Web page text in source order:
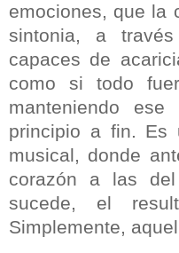
emociones, que la
sintonia, a
capaces de
como si todo
manteniendo
principio a fin. Es
musical, donde
corazón a las
sucede, el
Simplemente,